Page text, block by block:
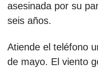
asesinada por su
seis años.
Atiende el teléfono
de mayo. El viento